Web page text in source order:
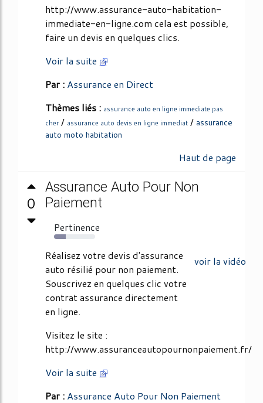
http://www.assurance-auto-habitation-
immediate-en-ligne.com cela est possible,
faire un devis en quelques clics.
Voir la suite
Par : Assurance en Direct
Thèmes liés : assurance auto en ligne immediate pas
cher/ assurance auto devis en ligne immediat / assurance
auto moto habitation
Haut de page
0
Assurance Auto Pour Non
Paiement
Pertinence
29%
voir la vidéo
Réalisez votre devis d'assurance
auto résilié pour non paiement.
Souscrivez en quelques clic votre
contrat assurance directement
en ligne.
Visitez le site :
http://www.assuranceautopournonpaiement.fr/
Voir la suite
Par : Assurance Auto Pour Non Paiement